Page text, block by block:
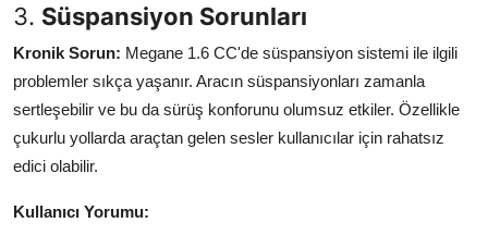
3. Süspansiyon Sorunları
Kronik Sorun: Megane 1.6 CC'de süspansiyon sistemi ile ilgili
problemler sıkça yaşanır. Aracın süspansiyonları zamanla
sertleşebilir ve bu da sürüş konforunu olumsuz etkiler. Özellikle
çukurlu yollarda araçtan gelen sesler kullanıcılar için rahatsız
edici olabilir.
Kullanıcı Yorumu: